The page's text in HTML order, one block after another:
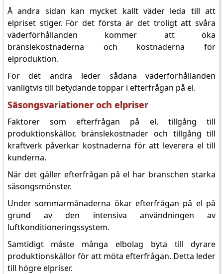
Å andra sidan kan mycket kallt väder leda till att
elpriset stiger. För det första är det troligt att svåra
väderförhållanden kommer att öka
bränslekostnaderna och kostnaderna för
elproduktion.
För det andra leder sådana väderförhållanden
vanligtvis till betydande toppar i efterfrågan på el.
Säsongsvariationer och elpriser
Faktorer som efterfrågan på el, tillgång till
produktionskällor, bränslekostnader och tillgång till
kraftverk påverkar kostnaderna för att leverera el till
kunderna.
När det gäller efterfrågan på el har branschen starka
säsongsmönster.
Under sommarmånaderna ökar efterfrågan på el på
grund av den intensiva användningen av
luftkonditioneringssystem.
Samtidigt måste många elbolag byta till dyrare
produktionskällor för att möta efterfrågan. Detta leder
till högre elpriser.